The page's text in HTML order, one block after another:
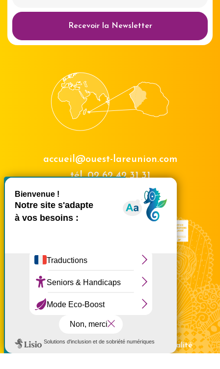
Tout accepter
Tout refuser
Masquer le
Recevoir la Newsletter
accueil@ouest-lareunion.com
tél.02 62 42 31 31
Nous rencontrer
Mentions légales Politique de confidentialité